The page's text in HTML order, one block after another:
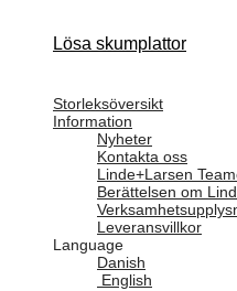
Lösa skumplattor
Storleksöversikt
Information
Nyheter
Kontakta oss
Linde+Larsen
Berättelsen om
Leveransvillkor
Language
Danish
English